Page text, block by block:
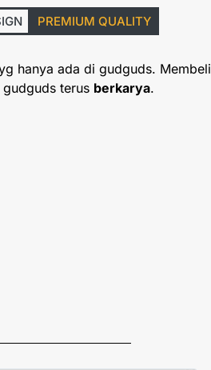
PREMIUM QUALITY
hanya ada di gudguds. Membeli
terus berkarya.